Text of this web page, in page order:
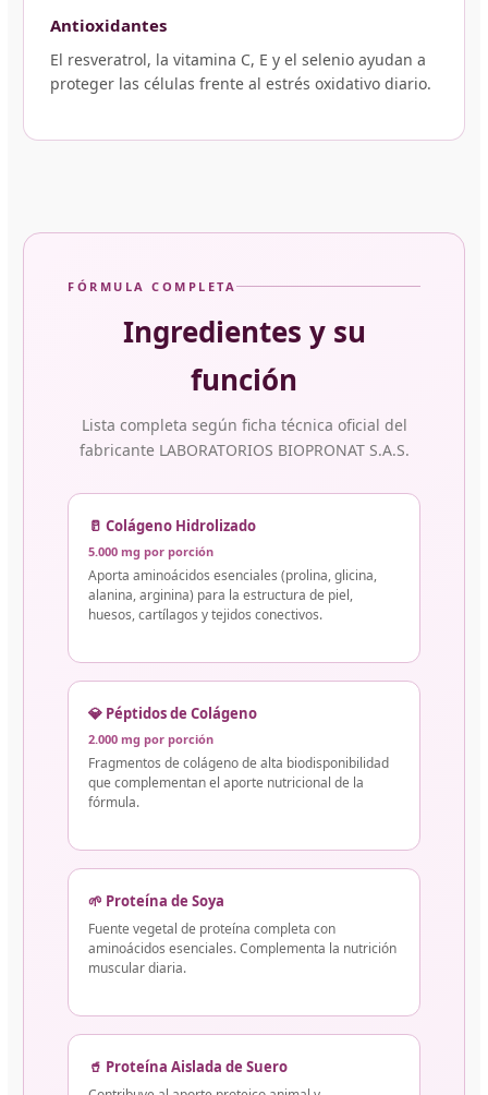
Antioxidantes
El resveratrol, la vitamina C, E y el selenio ayudan a
proteger las células frente al estrés oxidativo diario.
FÓRMULA COMPLETA
Ingredientes y su
función
Lista completa según ficha técnica oficial del
fabricante LABORATORIOS BIOPRONAT S.A.S.
🥛 Colágeno Hidrolizado
5.000 mg por porción
Aporta aminoácidos esenciales (prolina, glicina,
alanina, arginina) para la estructura de piel,
huesos, cartílagos y tejidos conectivos.
💎 Péptidos de Colágeno
2.000 mg por porción
Fragmentos de colágeno de alta biodisponibilidad
que complementan el aporte nutricional de la
fórmula.
🌱 Proteína de Soya
Fuente vegetal de proteína completa con
aminoácidos esenciales. Complementa la nutrición
muscular diaria.
🥤 Proteína Aislada de Suero